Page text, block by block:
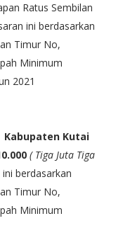
Ratus Sembilan
ini berdasarkan
Timur No,
Minimum
2021
Kabupaten Kutai
( Tiga Juta Tiga
berdasarkan
Timur No,
Minimum